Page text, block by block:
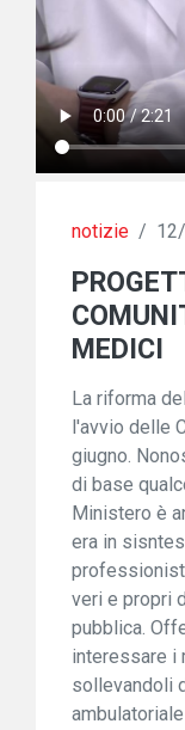
notizie /
MEDICI
La riforma
l'avvio delle
giugno.
di base
Ministero è
era in
veri e propri
pubblica.
interessare i
sollevandoli